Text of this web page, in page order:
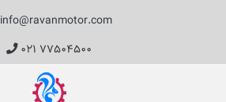
info@ravanmotor.com
۰۲۱ ۷۷۵۰۴۵۰۰